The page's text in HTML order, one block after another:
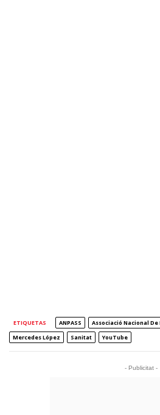
ETIQUETAS ANPASS
Associació Nacional
Mercedes López
Sanitat YouTube
- Publicitat -